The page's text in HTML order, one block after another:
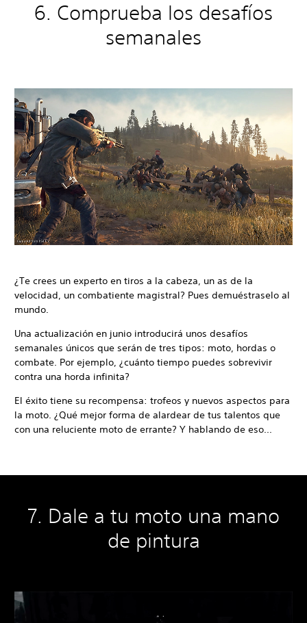
6. Comprueba los desafíos
semanales
¿Te crees un experto en tiros a la cabeza, un as de la
velocidad, un combatiente magistral? Pues demuéstraselo al
mundo.
Una actualización en junio introducirá unos desafíos
semanales únicos que serán de tres tipos: moto, hordas o
combate. Por ejemplo, ¿cuánto tiempo puedes sobrevivir
contra una horda infinita?
El éxito tiene su recompensa: trofeos y nuevos aspectos para
la moto. ¿Qué mejor forma de alardear de tus talentos que
con una reluciente moto de errante? Y hablando de eso...
7. Dale a tu moto una mano
de pintura